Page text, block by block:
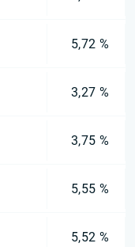
5,72 %
3,27 %
3,75 %
5,55 %
5,52 %